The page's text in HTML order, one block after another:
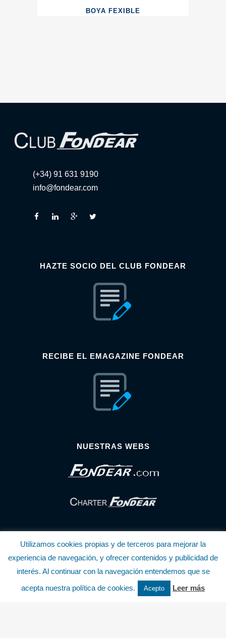
BOYA FEXIBLE
(+34) 91 631 9190
info@fondear.com
HAZTE SOCIO DEL CLUB FONDEAR
RECIBE EL EMAGAZINE FONDEAR
NUESTRAS WEBS
© Copyright Fondear, S.L.
Aunque se consideran exactas, declinamos toda responsabilidad sobre la
Utilizamos cookies propias y de terceros para mejorar la
experiencia de navegación, y ofrecer contenidos y publicidad de
interés. Al continuar con la navegación entendemos que se
acepta nuestra política de cookies.
Acepto Leer más